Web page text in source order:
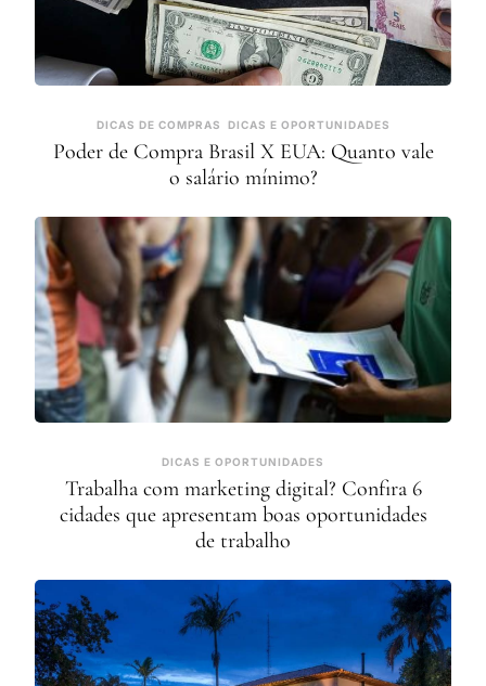
DICAS DE COMPRAS DICAS E OPORTUNIDADES
Poder de Compra Brasil X EUA: Quanto vale
o salário mínimo?
DICAS E OPORTUNIDADES
Trabalha com marketing digital? Confira 6
cidades que apresentam boas oportunidades
de trabalho